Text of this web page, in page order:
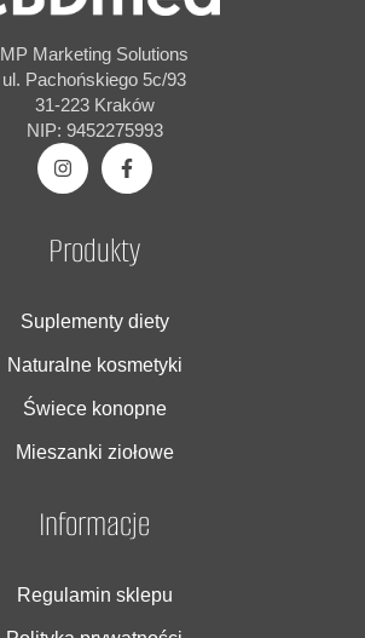
MP Marketing Solutions
ul. Pachońskiego 5c/93
31-223 Kraków
NIP: 9452275993
Produkty
Suplementy diety
Naturalne kosmetyki
Świece konopne
Mieszanki ziołowe
Informacje
Regulamin sklepu